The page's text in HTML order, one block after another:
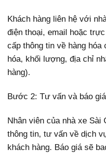
Khách hàng liên hệ với
điện thoại, email hoặc
cấp thông tin về hàng hóa
hóa, khối lượng, địa chỉ
hàng).
Bước 2: Tư vấn và báo giá
Nhân viên của nhà xe Sài
thông tin, tư vấn về dịch
khách hàng. Báo giá sẽ